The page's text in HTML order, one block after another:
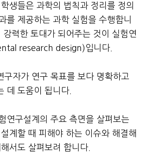
생들은 과학의 법칙과 정리를 정의
를 제공하는 과학 실험을 수행합니
강력한 토대가 되어주는 것이 실험연
research design)입니다.
구자가 연구 목표를 보다 명확하고
데 도움이 됩니다.
연구설계의 주요 측면을 살펴보는
계할 때 피해야 하는 이슈와 해결해
서도 살펴보려 합니다.